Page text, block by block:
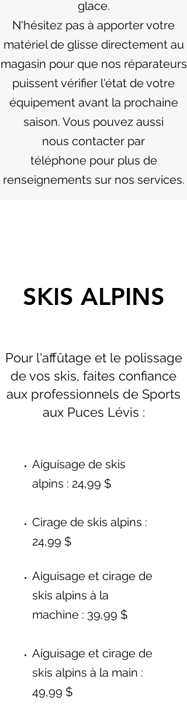
glace.
N'hésitez pas à apporter votre
matériel de glisse directement au
magasin pour que nos réparateurs
puissent vérifier l'état de votre
équipement avant la prochaine
saison. Vous pouvez aussi
nous contacter par
téléphone pour plus de
renseignements sur nos services.
SKIS ALPINS
Pour l'affûtage et le polissage
de vos skis, faites confiance
aux professionnels de Sports
aux Puces Lévis :
Aiguisage de skis
alpins : 24,99 $
Cirage de skis alpins :
24,99 $
Aiguisage et cirage de
skis alpins à la
machine : 39,99 $
Aiguisage et cirage de
skis alpins à la main :
49,99 $